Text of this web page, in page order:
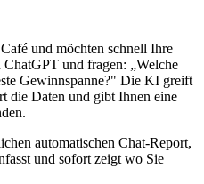
und möchten schnell Ihre
und fragen: „Welche
Gewinnspanne?" Die KI greift
die Daten und gibt Ihnen eine
automatischen Chat-Report,
und sofort zeigt wo Sie